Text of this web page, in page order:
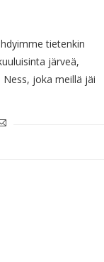
tietenkin
järveä,
joka meillä jäi